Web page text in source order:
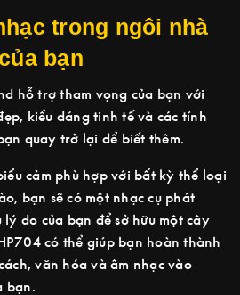
trong ngôi nhà
của bạn
hỗ trợ tham vọng của bạn với
kiểu dáng tinh tế và các tính
quay trở lại để biết thêm.
cảm phù hợp với bất kỳ thể loại
bạn sẽ có một nhạc cụ phát
do của bạn để sở hữu một cây
có thể giúp bạn hoàn thành
văn hóa và âm nhạc vào
bạn.